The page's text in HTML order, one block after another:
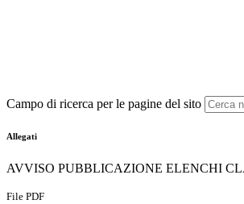
Campo di ricerca per le pagine del sito
Allegati
AVVISO PUBBLICAZIONE ELENCHI
File PDF